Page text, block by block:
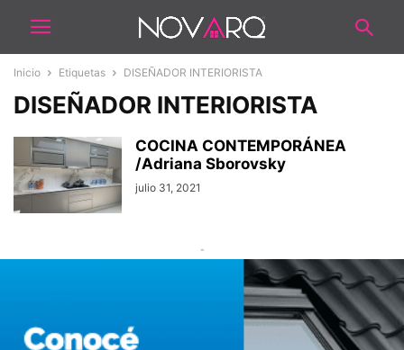
Inicio Etiquetas DISEÑADOR INTERIORISTA
DISEÑADOR INTERIORISTA
COCINA CONTEMPORÁNEA
/Adriana Sborovsky
julio 31, 2021
-